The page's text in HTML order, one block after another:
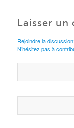
Laisser un
Rejoindre la
N’hésitez pas à